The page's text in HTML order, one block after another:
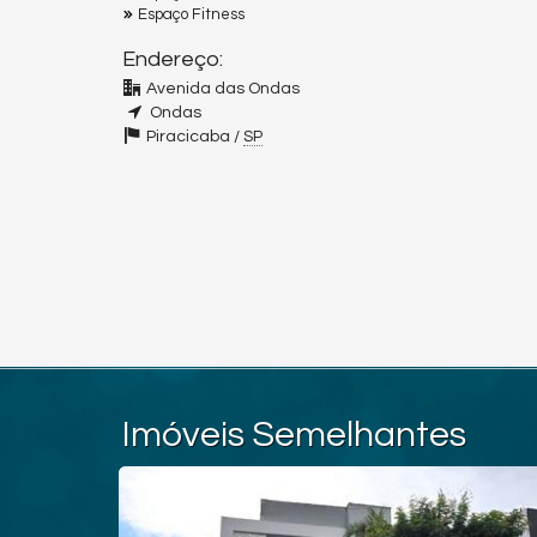
Espaço Fitness
Endereço:
Avenida das Ondas
Ondas
Piracicaba / SP
Imóveis Semelhantes